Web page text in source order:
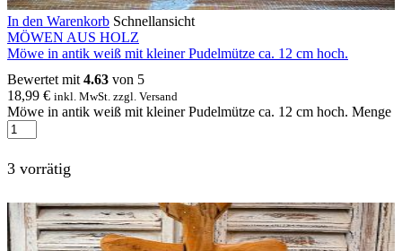
In den Warenkorb Schnellansicht
MÖWEN AUS HOLZ
Möwe in antik weiß mit kleiner Pudelmütze ca. 12 cm hoch.
Bewertet mit4.63 von 5
18,99 € inkl. MwSt. zzgl. Versand
Möwe in antik weiß mit kleiner Pudelmütze ca. 12 cm hoch. Menge
3 vorrätig